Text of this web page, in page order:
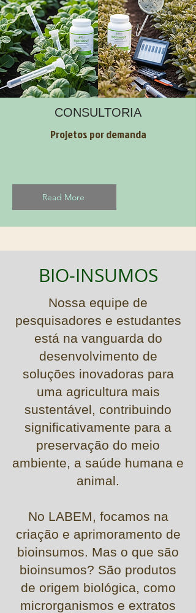
CONSULTORIA
Projetos por demanda
Read More
BIO-INSUMOS
Nossa equipe de
pesquisadores e estudantes
está na vanguarda do
desenvolvimento de
soluções inovadoras para
uma agricultura mais
sustentável, contribuindo
significativamente para a
preservação do meio
ambiente, a saúde humana e
animal.
No LABEM, focamos na
criação e aprimoramento de
bioinsumos. Mas o que são
bioinsumos? São produtos
de origem biológica, como
microrganismos e extratos